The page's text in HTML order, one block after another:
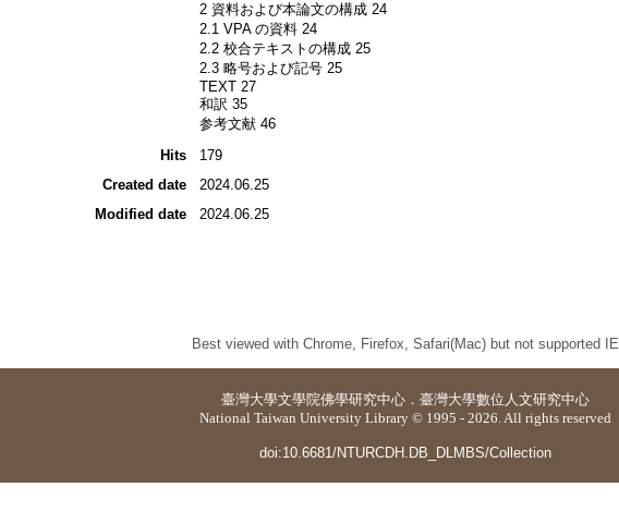
2 資料および本論文の構成 24
2.1 VPA の資料 24
2.2 校合テキストの構成 25
2.3 略号および記号 25
TEXT 27
和訳 35
参考文献 46
Hits
179
Created date
2024.06.25
Modified date
2024.06.25
Best viewed with Chrome, Firefox, Safari(Mac) but not supported IE
臺灣大學文學院佛學研究中心 ． 臺灣大學數位人文研究中心
National Taiwan University Library © 1995 - 2026. All rights reserved
doi:10.6681/NTURCDH.DB_DLMBS/Collection